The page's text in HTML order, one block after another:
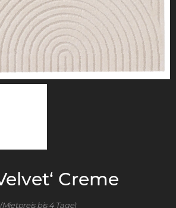
Creme
bis 4 Tage)